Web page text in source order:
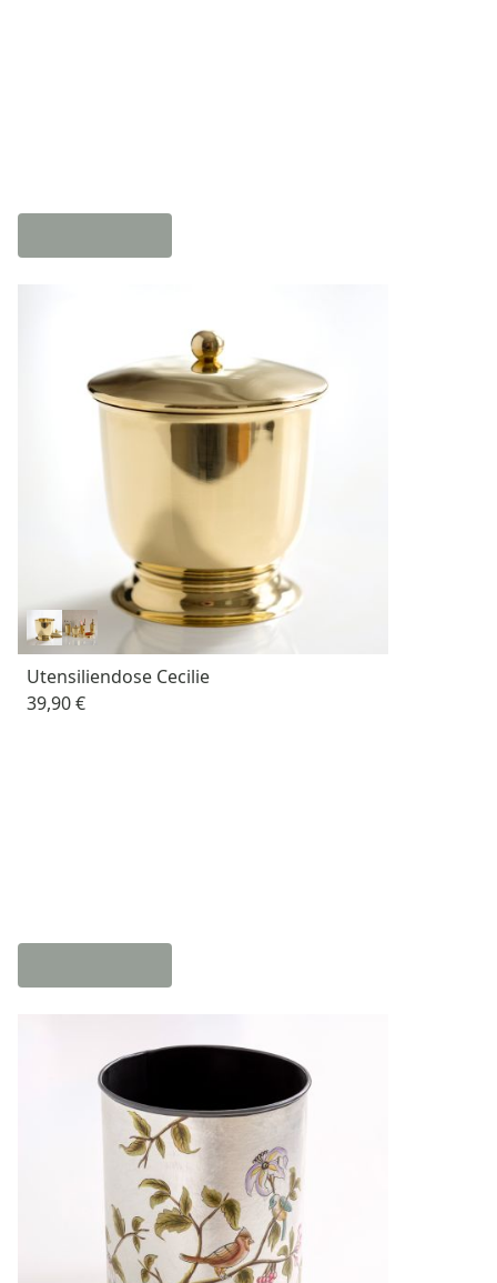
Utensiliendose Cecilie
39,90 €